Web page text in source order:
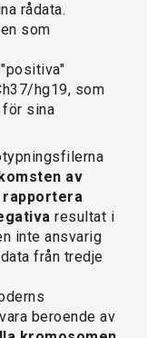
rådata.
som
hg19, som
för sina
av
resultat i
inte ansvarig
från tredje
beroende av